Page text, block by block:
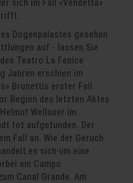
sich im Fall «Vendetta»
Dogenpalastes gesehen
auf - lassen Sie
Teatro La Fenice
Jahren erschien im
Brunettis erster Fall
Beginn des letzten Aktes
Wellauer im
tot aufgefunden. Der
Fall an. Wie der Geruch
es sich um eine
am Campo
Canal Grande. Am